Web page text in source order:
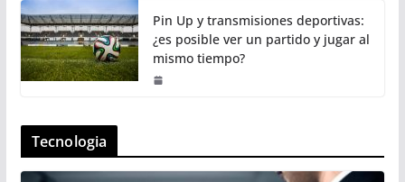
Pin Up y transmisiones deportivas:
¿es posible ver un partido y jugar al
mismo tiempo?
Tecnologia